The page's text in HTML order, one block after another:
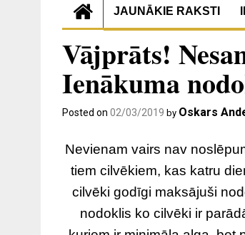
JAUNĀKIE RAKSTI
Vājprāts!
Ienākuma
Posted on 02/03/2019 by Oskars
Nevienam vairs nav
tiem cilvēkiem, kas katru
cilvēki godīgi maksājuši
nodoklis ko cilvēki ir